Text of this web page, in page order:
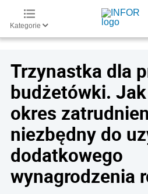
Kategorie
Trzynastka dla
budżetówki.
okres
niezbędny do
dodatkowego
wynagrodzenia